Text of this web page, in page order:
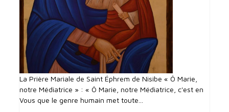
La Prière Mariale de Saint Éphrem de Nisibe « Ô Marie,
notre Médiatrice » : « Ô Marie, notre Médiatrice, c'est en
Vous que le genre humain met toute...